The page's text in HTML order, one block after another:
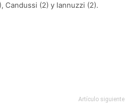
Candussi (2) y Iannuzzi (2).
Artículo siguiente